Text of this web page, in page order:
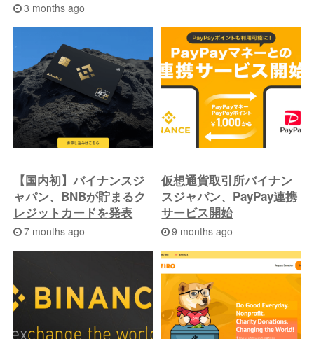
3 months ago
【国内初】バイナンスジ
ャパン、BNBが貯まるク
レジットカードを発表
7 months ago
仮想通貨取引所バイナン
スジャパン、PayPay連携
サービス開始
9 months ago